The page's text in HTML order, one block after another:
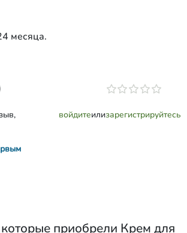
месяца.
войдитеилизарегистрируйтесь
приобрели Крем для